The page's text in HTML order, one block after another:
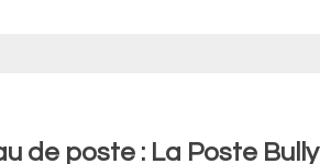
de poste : La Poste Bully